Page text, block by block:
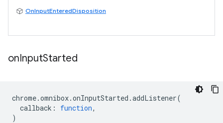
OnInputEnteredDisposition
onInputStarted
chrome.omnibox.onInputStarted .addListener(
callback : function,
)